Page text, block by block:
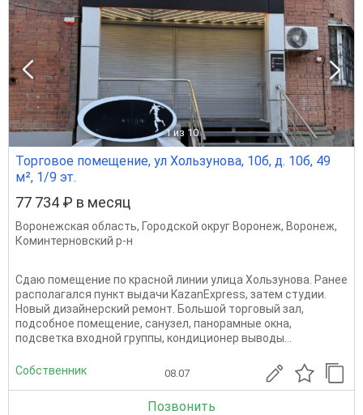
1 из 10
Торговое помещение, ул Хользунова, 10б, д. 10б, 49
м², 1/9 эт.
77 734 ₽ в месяц
Воронежская область, Городской округ Воронеж, Воронеж,
Коминтерновский р-н
Сдаю помещение по красной линии улица Хользунова. Ранее
располагался пункт выдачи KazanExpress, затем студии.
Новый дизайнерский ремонт. Большой торговый зал,
подсобное помещение, санузел, панорамные окна,
подсветка входной группы, кондиционер выводы...
Собственник 08.07
Позвонить